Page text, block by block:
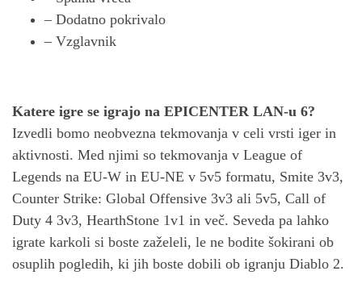
– Dodatno pokrivalo
– Vzglavnik
Katere igre se igrajo na EPICENTER LAN-u 6?
Izvedli bomo neobvezna tekmovanja v celi vrsti iger in
aktivnosti. Med njimi so tekmovanja v League of
Legends na EU-W in EU-NE v 5v5 formatu, Smite 3v3,
Counter Strike: Global Offensive 3v3 ali 5v5, Call of
Duty 4 3v3, HearthStone 1v1 in več. Seveda pa lahko
igrate karkoli si boste zaželeli, le ne bodite šokirani ob
osuplih pogledih, ki jih boste dobili ob igranju Diablo 2.